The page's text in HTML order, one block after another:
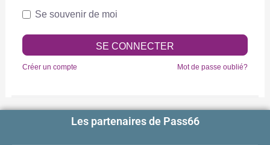
Se souvenir de moi
SE CONNECTER
Créer un compte Mot de passe oublié?
Les partenaires de Pass66